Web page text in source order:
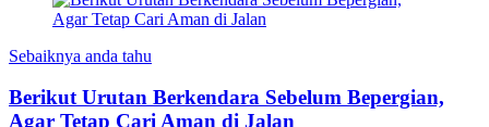
Sebaiknya anda tahu
Berikut Urutan Berkendara Sebelum Bepergian,
Agar Tetap Cari Aman di Jalan